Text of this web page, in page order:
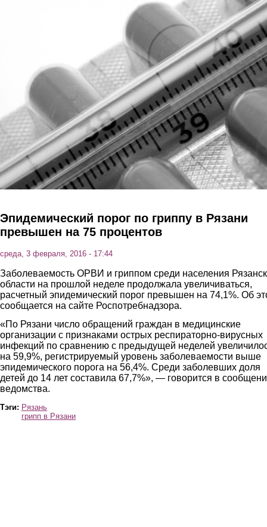
Эпидемический порог по гриппу в Рязани
превышен на 75 процентов
среда, 3 февраля, 2016 - 17:44
Заболеваемость ОРВИ и гриппом среди населения
области на прошлой неделе продолжала увеличиваться,
расчетный эпидемический порог превышен на 74,1%. Об
сообщается на сайте Роспотребнадзора.
«По Рязани число обращений граждан в медицинские
организации с признаками острых респираторно-вирусных
инфекций по сравнению с предыдущей неделей
на 59,9%, регистрируемый уровень заболеваемости выше
эпидемического порога на 56,4%. Среди заболевших доля
детей до 14 лет составила 67,7%», — говорится в
ведомства.
Тэги: Рязань
грипп в Рязани